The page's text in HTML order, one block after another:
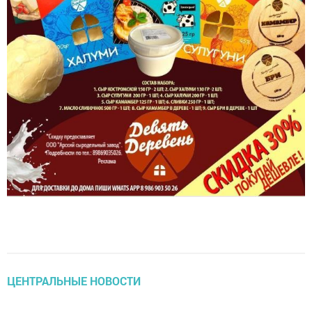
ЦЕНТРАЛЬНЫЕ НОВОСТИ